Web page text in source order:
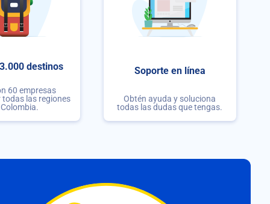
destinos
60 empresas
todas las regiones
Soporte en línea
Obtén ayuda y soluciona
todas las dudas que tengas.